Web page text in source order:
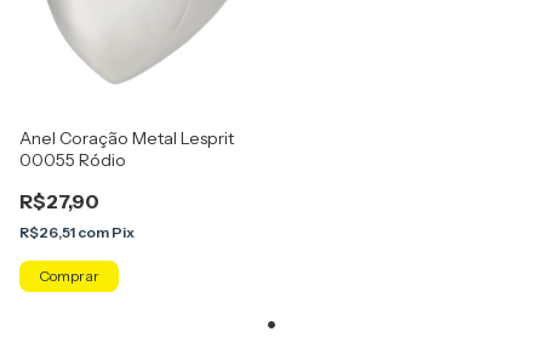
Anel Coração Metal Lesprit
00055 Ródio
R$27,90
R$26,51 com Pix
Comprar